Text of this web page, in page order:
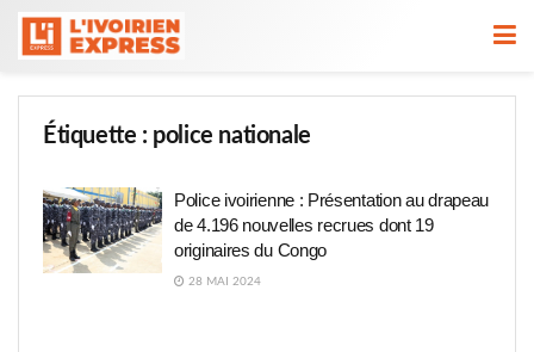
Étiquette : police nationale
Police ivoirienne : Présentation au drapeau
de 4.196 nouvelles recrues dont 19
originaires du Congo
28 MAI 2024